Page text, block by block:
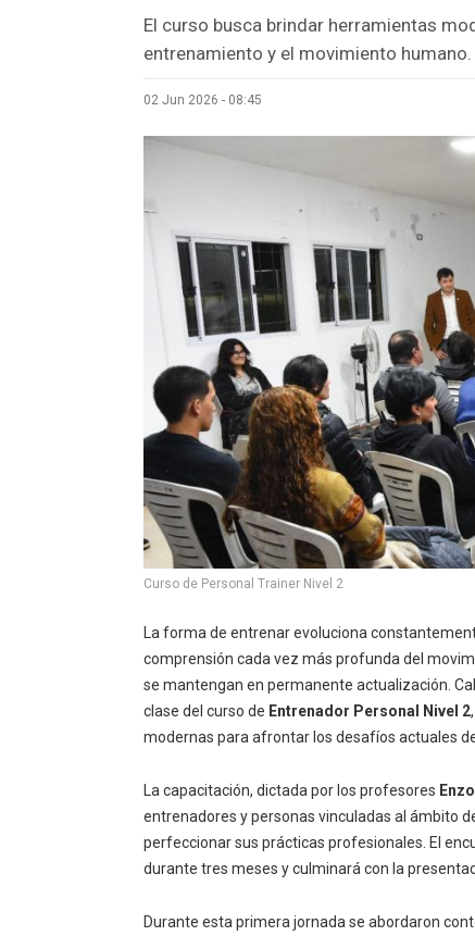
El curso busca brindar herramientas
entrenamiento y el movimiento humano.
02 Jun 2026 - 08:45
Curso de Personal Trainer Nivel 2
La forma de entrenar evoluciona
comprensión cada vez más profunda del
se mantengan en permanente actualización.
clase del curso de Entrenador Personal Nivel 2
modernas para afrontar los desafíos actuales
La capacitación, dictada por los profesores
entrenadores y personas vinculadas al ámbito
perfeccionar sus prácticas profesionales. El
durante tres meses y culminará con la
Durante esta primera jornada se abordaron